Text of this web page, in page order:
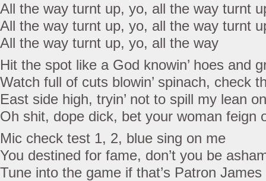
All the way turnt up, yo, all the way turnt
All the way turnt up, yo, all the way turnt
All the way turnt up, yo, all the way
Hit the spot like a God knowin’ hoes and
Watch full of cuts blowin’ spinach, check
East side high, tryin’ not to spill my lean
Oh shit, dope dick, bet your woman feign
Mic check test 1, 2, blue sing on me
You destined for fame, don’t you be
Tune into the game if that’s Patron James